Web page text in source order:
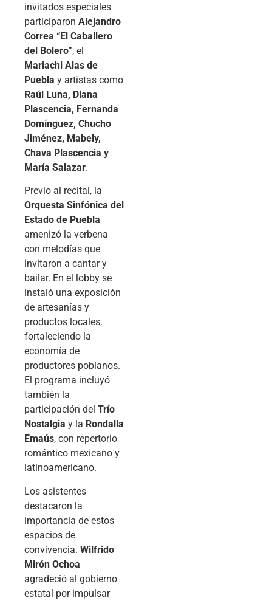
invitados especiales
participaron Alejandro
Correa “El Caballero
del Bolero”, el
Mariachi Alas de
Puebla y artistas como
Raúl Luna, Diana
Plascencia, Fernanda
Domínguez, Chucho
Jiménez, Mabely,
Chava Plascencia y
María Salazar.
Previo al recital, la
Orquesta Sinfónica del
Estado de Puebla
amenizó la verbena
con melodías que
invitaron a cantar y
bailar. En el lobby se
instaló una exposición
de artesanías y
productos locales,
fortaleciendo la
economía de
productores poblanos.
El programa incluyó
también la
participación del Trío
Nostalgia y la Rondalla
Emaús, con repertorio
romántico mexicano y
latinoamericano.
Los asistentes
destacaron la
importancia de estos
espacios de
convivencia. Wilfrido
Mirón Ochoa
agradeció al gobierno
estatal por impulsar